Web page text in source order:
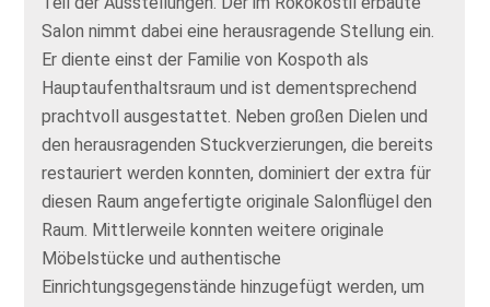
Salon nimmt dabei eine herausragende Stellung ein.
Er diente einst der Familie von Kospoth als
Hauptaufenthaltsraum und ist dementsprechend
prachtvoll ausgestattet. Neben großen Dielen und
den herausragenden Stuckverzierungen, die bereits
restauriert werden konnten, dominiert der extra für
diesen Raum angefertigte originale Salonflügel den
Raum. Mittlerweile konnten weitere originale
Möbelstücke und authentische
Einrichtungsgegenstände hinzugefügt werden, um